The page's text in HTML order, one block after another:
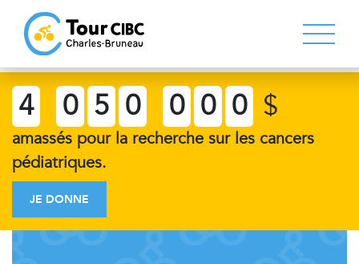
4 0 5 0 0 0 0 $
amassés pour la recherche sur les cancers
pédiatriques.
JE DONNE